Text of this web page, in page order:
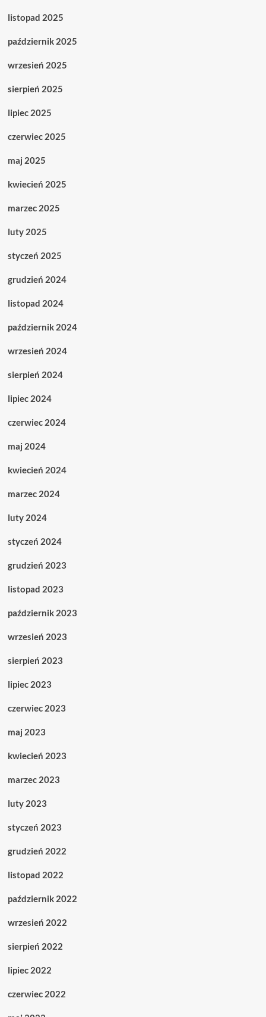
listopad 2025
październik 2025
wrzesień 2025
sierpień 2025
lipiec 2025
czerwiec 2025
maj 2025
kwiecień 2025
marzec 2025
luty 2025
styczeń 2025
grudzień 2024
listopad 2024
październik 2024
wrzesień 2024
sierpień 2024
lipiec 2024
czerwiec 2024
maj 2024
kwiecień 2024
marzec 2024
luty 2024
styczeń 2024
grudzień 2023
listopad 2023
październik 2023
wrzesień 2023
sierpień 2023
lipiec 2023
czerwiec 2023
maj 2023
kwiecień 2023
marzec 2023
luty 2023
styczeń 2023
grudzień 2022
listopad 2022
październik 2022
wrzesień 2022
sierpień 2022
lipiec 2022
czerwiec 2022